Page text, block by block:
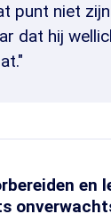
punt niet
dat hij
en